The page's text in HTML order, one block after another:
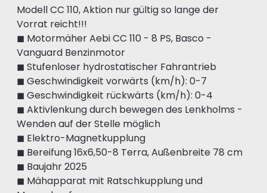
Modell CC 110, Aktion nur gültig so lange der
Vorrat reicht!!!
◼ Motormäher Aebi CC 110 - 8 PS, Basco -
Vanguard Benzinmotor
◼ Stufenloser hydrostatischer Fahrantrieb
◼ Geschwindigkeit vorwärts (km/h): 0-7
◼ Geschwindigkeit rückwärts (km/h): 0-4
◼ Aktivlenkung durch bewegen des Lenkholms -
Wenden auf der Stelle möglich
◼ Elektro-Magnetkupplung
◼ Bereifung 16x6,50-8 Terra, Außenbreite 78 cm
◼ Baujahr 2025
◼ Mähapparat mit Ratschkupplung und